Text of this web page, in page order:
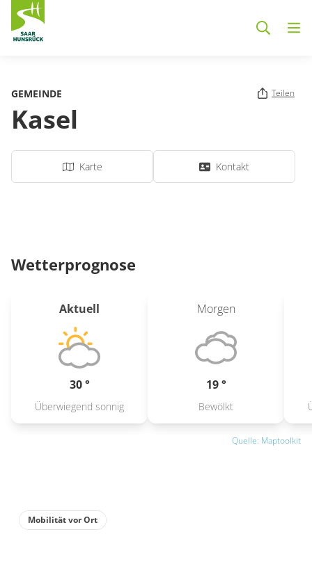
GEMEINDE Teilen
Kasel
Karte Kontakt
Wetterprognose
Aktuell
30 °
Überwiegend sonnig
Morgen
19 °
Bewölkt
Quelle: Maptoolkit
Mobilität vor Ort